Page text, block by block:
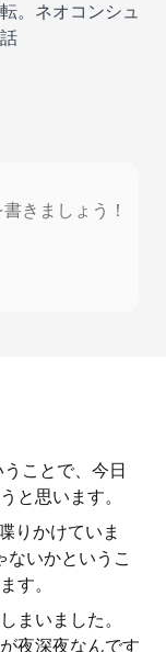
。ネオコンシュ
きましょう！
ことで、今日
と思います。
りかけていま
ないかというこ
す。
まいました。
夜深夜なんです